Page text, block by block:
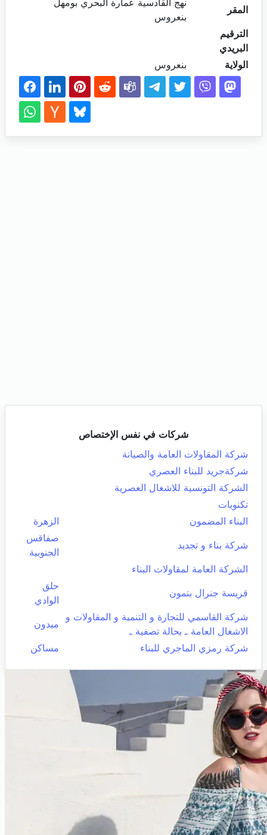
المقر
نهج القادسية عمارة البحري بومهل
بنعروس
الترقيم
البريدي
الولاية
بنعروس
شركات في نفس الإختصاص
شركة المقاولات العامة والصيانة
شركةجريد للبناء العصري
الشركة التونسية للاشغال العصرية
تكنوبات
البناء المضمون
الزهرة
شركة بناء و تجديد
صفاقس
الجنوبية
الشركة العامة لمقاولات البناء
قريسة جنرال بتمون
حلق
الوادي
شركة القاسمي للتجارة و التنمية و المقاولات و
الاشغال العامة ـ بحالة تصفية ـ
ميدون
شركة رمزي الماجري للبناء مساكن